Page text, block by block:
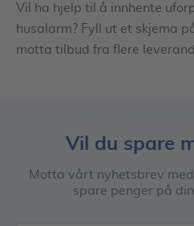
Vil ha hjelp til å innhente
husalarm? Fyll ut et skjema
motta tilbud fra flere
Vil du spare
Motta vårt nyhetsbrev
spare penger på